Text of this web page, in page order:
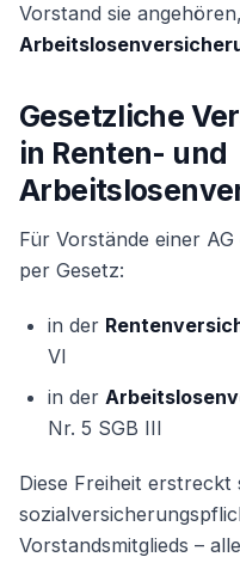
Vorstand sie
Gesetzliche
in Renten- und
Für Vorstände einer
per Gesetz:
in der
VI
in der
Nr. 5 SGB III
Diese Freiheit
Vorstandsmitglieds –